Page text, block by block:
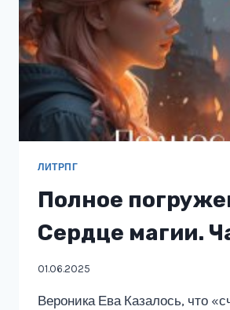
ЛИТРПГ
Полное
Сердце магии.
01.06.2025
Вероника Ева Казалось, что